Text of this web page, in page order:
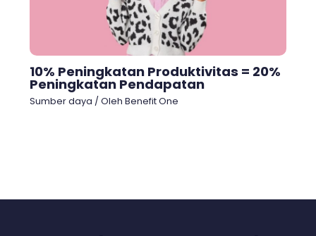
10% Peningkatan Produktivitas = 20%
Peningkatan Pendapatan
Sumber daya / Oleh Benefit One